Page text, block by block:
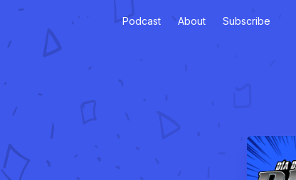
Podcast About Subscribe